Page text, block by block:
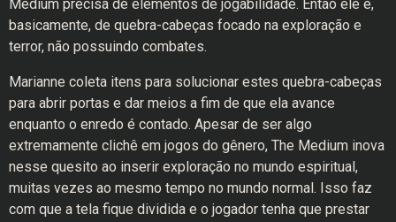
Medium precisa de elementos de jogabilidade. Então ele é,
basicamente, de quebra-cabeças focado na exploração e
terror, não possuindo combates.
Marianne coleta itens para solucionar estes quebra-cabeças
para abrir portas e dar meios a fim de que ela avance
enquanto o enredo é contado. Apesar de ser algo
extremamente clichê em jogos do gênero, The Medium inova
nesse quesito ao inserir exploração no mundo espiritual,
muitas vezes ao mesmo tempo no mundo normal. Isso faz
com que a tela fique dividida e o jogador tenha que prestar